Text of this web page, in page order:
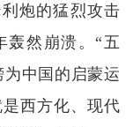
炮的猛烈攻击
轰然崩溃。“五
为中国的启蒙运
西方化、现代